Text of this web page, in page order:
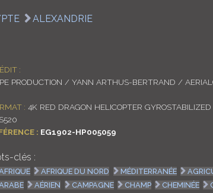
ALEXANDRIE
:
PRODUCTION / YANN ARTHUS-BERTRAND /
: 4K RED DRAGON HELICOPTER
: EG1902-HP005059
clés :
AFRIQUE DU NORD MÉDITERRANÉE
AÉRIEN CAMPAGNE CHAMP CHEMINÉE